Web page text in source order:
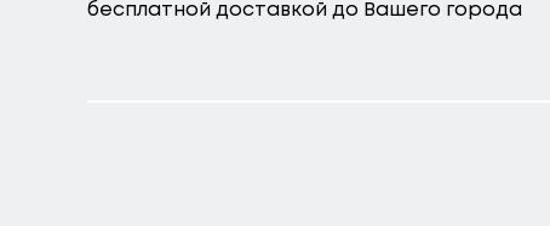
бесплатной доставкой до Вашего города